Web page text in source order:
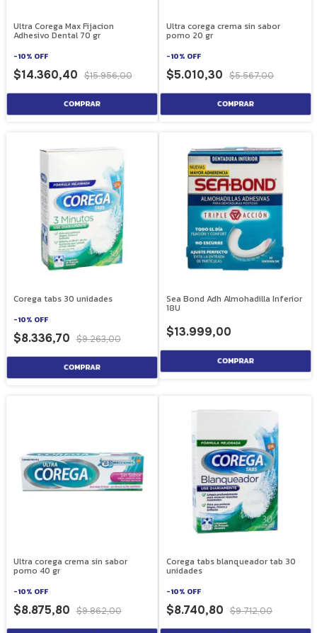
Ultra Corega Max Fijacion
Adhesivo Dental 70 gr
-10% OFF
$14.360,40 $15.956,00
Ultra corega crema sin sabor
pomo 20 gr
-10% OFF
$5.010,30 $5.567,00
Corega tabs 30 unidades
-10% OFF
$8.336,70 $9.263,00
Sea Bond Adh Almohadilla Inferior
18U
$13.999,00
Ultra corega crema sin sabor
pomo 40 gr
-10% OFF
$8.875,80 $9.862,00
Corega tabs blanqueador tab 30
unidades
-10% OFF
$8.740,80 $9.712,00